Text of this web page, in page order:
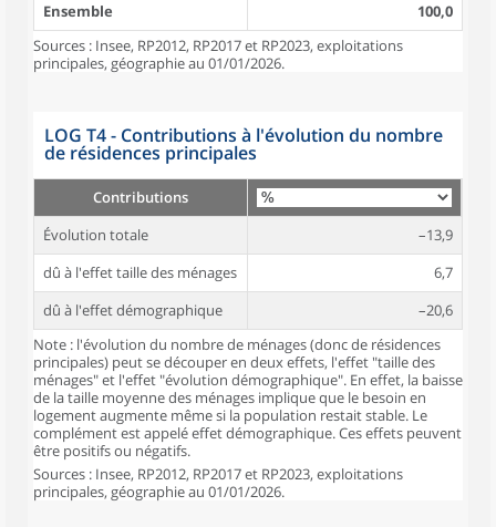
Ensemble
100,0
Sources : Insee, RP2012, RP2017 et RP2023, exploitations
principales, géographie au 01/01/2026.
LOG T4 - Contributions à l'évolution du nombre
de résidences principales
Contributions
Évolution totale
–13,9
dû à l'effet taille des ménages
6,7
dû à l'effet démographique
–20,6
Note : l'évolution du nombre de ménages (donc de résidences
principales) peut se découper en deux effets, l'effet "taille des
ménages" et l'effet "évolution démographique". En effet, la baisse
de la taille moyenne des ménages implique que le besoin en
logement augmente même si la population restait stable. Le
complément est appelé effet démographique. Ces effets peuvent
être positifs ou négatifs.
Sources : Insee, RP2012, RP2017 et RP2023, exploitations
principales, géographie au 01/01/2026.